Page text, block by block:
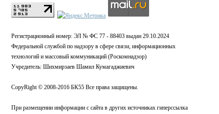
Регистрационный номер: ЭЛ № ФС 77 - 88403 выдан 29.10.2024
Федеральной службой по надзору в сфере связи, информационных
технологий и массовый коммуникаций (Роскомнадзор)
Учредитель: Шихмирзаев Шамил Кумагаджиевич
CopyRight © 2008-2016 БК55 Все права защищены.
При размещении информации с сайта в других источниках гиперссылка